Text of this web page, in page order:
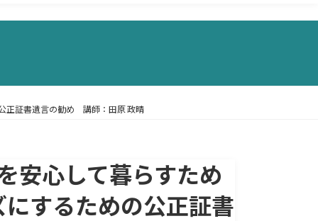
正証書遺言の勧め 講師：田原 政晴
安心して暮らすため
するための公正証書